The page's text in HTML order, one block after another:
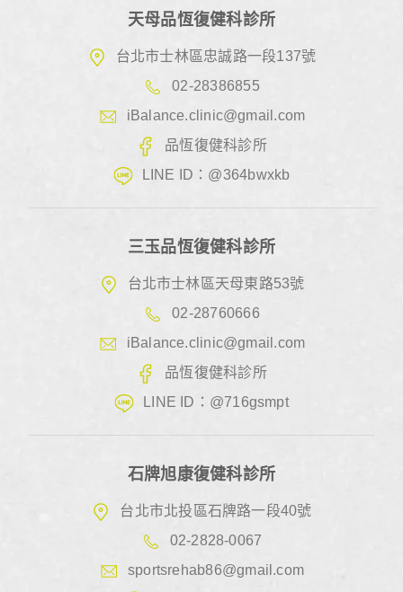
天母品恆復健科診所
台北市士林區忠誠路一段137號
02-28386855
iBalance.clinic@gmail.com
品恆復健科診所
LINE ID：@364bwxkb
三玉品恆復健科診所
台北市士林區天母東路53號
02-28760666
iBalance.clinic@gmail.com
品恆復健科診所
LINE ID：@716gsmpt
石牌旭康復健科診所
台北市北投區石牌路一段40號
02-2828-0067
sportsrehab86@gmail.com